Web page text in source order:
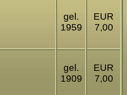
gel.
1959
EUR
7,00
gel.
1909
EUR
7,00